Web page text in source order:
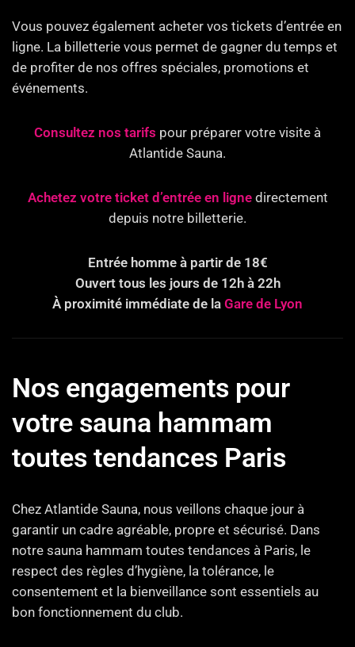
Vous pouvez également acheter vos tickets d’entrée en
ligne. La billetterie vous permet de gagner du temps et
de profiter de nos offres spéciales, promotions et
événements.
Consultez nos tarifs pour préparer votre visite à
Atlantide Sauna.
Achetez votre ticket d’entrée en lignedirectement
depuis notre billetterie.
Entrée homme à partir de 18€
Ouvert tous les jours de 12h à 22h
À proximité immédiate de la Gare de Lyon
Nos engagements pour
votre sauna hammam
toutes tendances Paris
Chez Atlantide Sauna, nous veillons chaque jour à
garantir un cadre agréable, propre et sécurisé. Dans
notre sauna hammam toutes tendances à Paris, le
respect des règles d’hygiène, la tolérance, le
consentement et la bienveillance sont essentiels au
bon fonctionnement du club.